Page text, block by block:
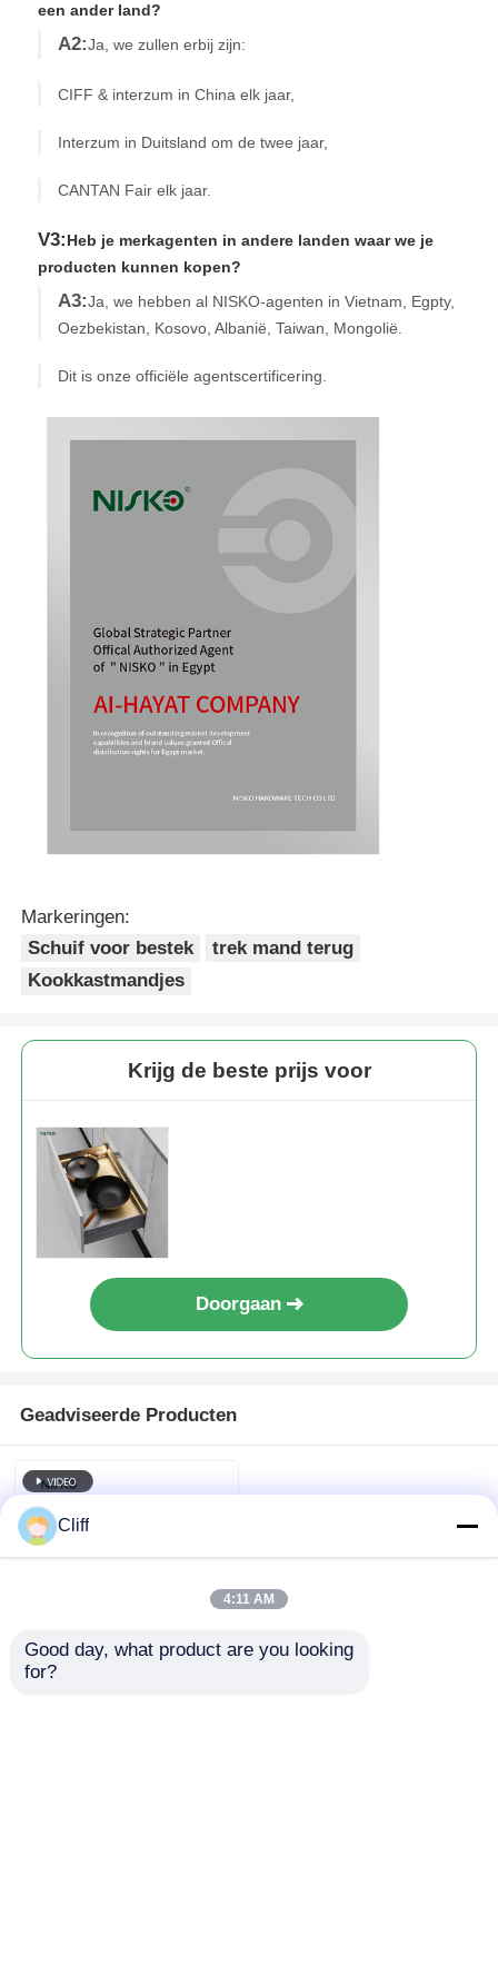
een ander land?
A2:Ja, we zullen erbij zijn:
CIFF & interzum in China elk jaar,
Interzum in Duitsland om de twee jaar,
CANTAN Fair elk jaar.
V3:Heb je merkagenten in andere landen waar we je
producten kunnen kopen?
A3:Ja, we hebben al NISKO-agenten in Vietnam, Egpty,
Oezbekistan, Kosovo, Albanië, Taiwan, Mongolië.
Dit is onze officiële agentscertificering.
Markeringen:
Schuif voor bestek
trek mand terug
Kookkastmandjes
Krijg de beste prijs voor
Doorgaan
Geadviseerde Producten
Cliff
4:11 AM
Good day, what product are you looking
for?